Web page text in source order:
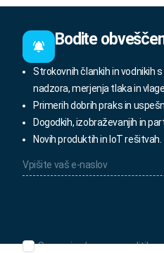
Bodite
Strokovnih člankih in vodnikih
nadzora, merjenja tlaka in vlage.
Primerih dobrih praks in
Dogodkih, izobraževanjih in
Novih produktih in IoT rešitvah.
vaš
e-
Seznanjen/-
Seznanjen/-a sem s politiko